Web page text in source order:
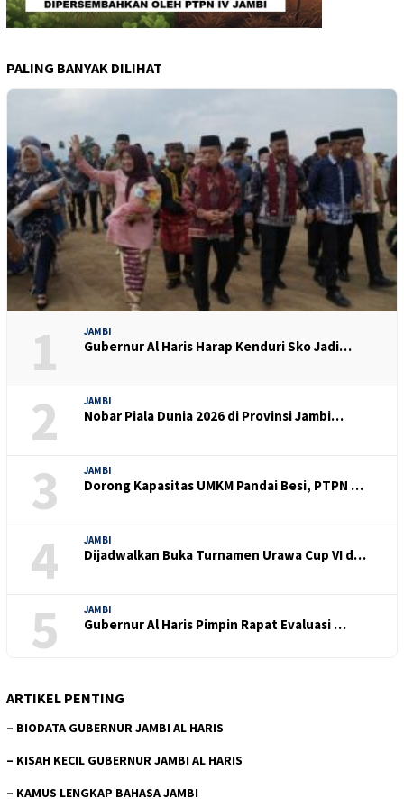
PALING BANYAK DILIHAT
1 JAMBI
Gubernur Al Haris Harap Kenduri Sko Jadi…
2 JAMBI
Nobar Piala Dunia 2026 di Provinsi Jambi…
3 JAMBI
Dorong Kapasitas UMKM Pandai Besi, PTPN …
4 JAMBI
Dijadwalkan Buka Turnamen Urawa Cup VI d…
5 JAMBI
Gubernur Al Haris Pimpin Rapat Evaluasi …
ARTIKEL PENTING
– BIODATA GUBERNUR JAMBI AL HARIS
– KISAH KECIL GUBERNUR JAMBI AL HARIS
– KAMUS LENGKAP BAHASA JAMBI